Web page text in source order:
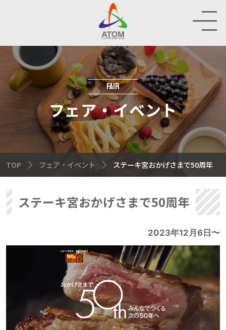
IR
FAIR
フェア・イベント
TOP フェア・イベント ステーキ宮おかげさまで50周年
ステーキ宮おかげさまで50周年
2023年12月6日〜